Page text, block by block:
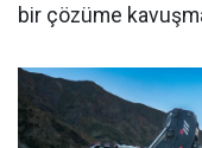
bir çözüme